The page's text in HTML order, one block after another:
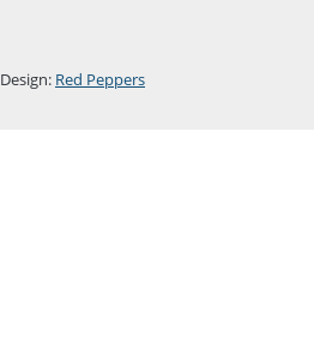
Design: Red Peppers